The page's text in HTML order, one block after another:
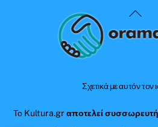
Back
To
Σχετικά με αυτόν τον
Το Kultura.grαποτελεί συσσωρευτή